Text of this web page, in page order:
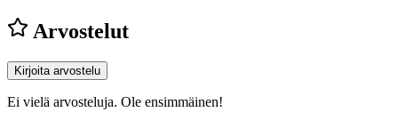
Arvostelut
Kirjoita arvostelu
Ei vielä arvosteluja. Ole ensimmäinen!